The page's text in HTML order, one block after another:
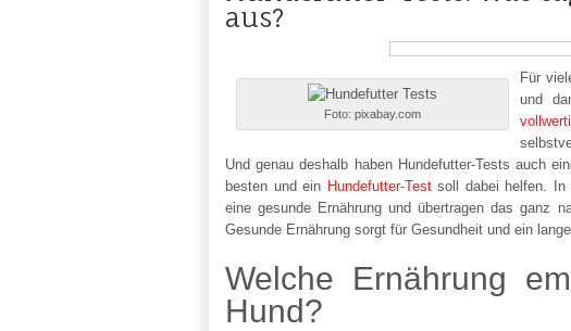
aus?
Foto: pixabay.com
Für
und
Und genau deshalb haben Hundefutter-Tests auch
besten und ein Hundefutter-Testsoll dabei helfen. In
eine gesunde Ernährung und übertragen das ganz
Gesunde Ernährung sorgt für Gesundheit und ein
Welche Ernährung
Hund?